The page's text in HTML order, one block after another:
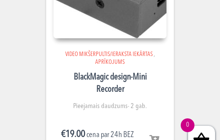
VIDEO MIKŠERPULTIS/IERAKSTA IEKĀRTAS,
APRĪKOJUMS
BlackMagic design-Mini
Recorder
Pieejamais daudzums- 2 gab.
€19.00cena par 24h BEZ
0